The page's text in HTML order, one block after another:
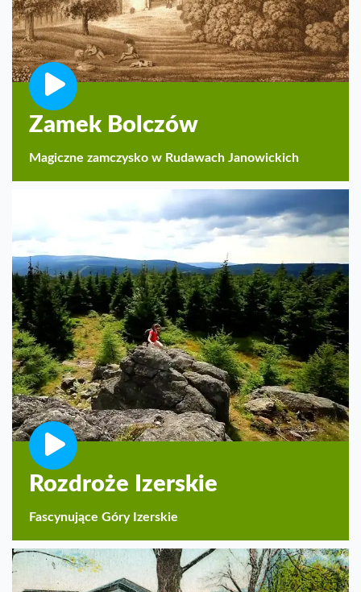
Zamek Bolczów
Magiczne zamczysko w Rudawach Janowickich
Rozdroże Izerskie
Fascynujące Góry Izerskie